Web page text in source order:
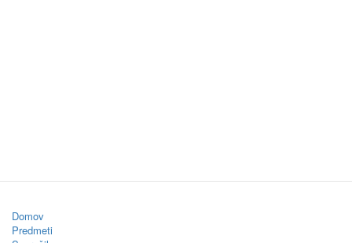
Domov
Predmeti